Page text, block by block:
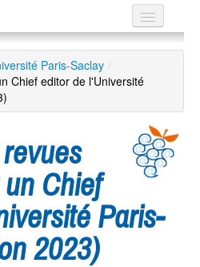
Paris-Saclay /
Chief editor de l'Université
Chief
Paris-
2023)